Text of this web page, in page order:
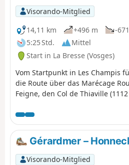
Visorando-Mitglied
14,11 km
+496 m
-
5:25 Std.
Mittel
Start in La Bresse (Vosges)
Vom Startpunkt in Les Champis
die Route über das Marécage
Feigne, den Col de Thiaville
du Wormspel (1277 m) hinunter
Lac de Blanchemer.
Gérardmer –
Visorando-Mitglied